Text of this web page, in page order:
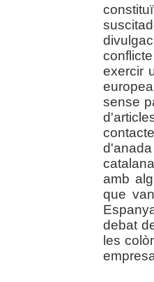
exercir
sense
amb
que
debat
les